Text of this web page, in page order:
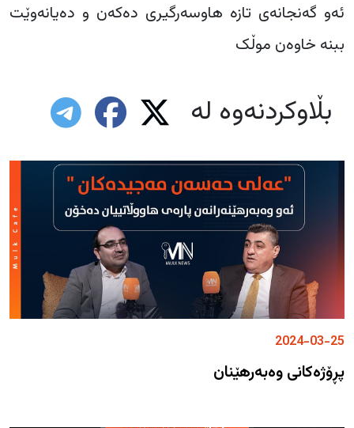
ئەو گەنجانەی تازە هاوسەرگیری دەکەن و دەیانەوێت
ببنە خاوەن موڵک
بڵاوکردنەوە لە
2024-03-25
پڕۆژەکانی وەبەرهێنان